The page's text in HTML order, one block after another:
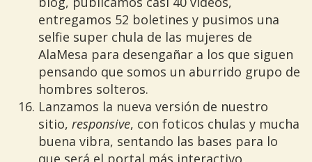
entregamos 52 boletines y pusimos una
selfie super chula de las mujeres de
AlaMesa para desengañar a los que siguen
pensando que somos un aburrido grupo de
hombres solteros.
Lanzamos la nueva versión de nuestro
sitio, responsive, con foticos chulas y mucha
buena vibra, sentando las bases para lo
que será el portal más interactivo,